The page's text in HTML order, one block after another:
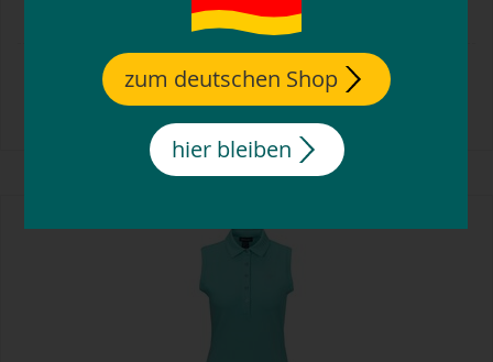
ARIAT Poloshirt 3.0 Sleeveless
32,00 40,
zum deutschen Shop
hier bleiben